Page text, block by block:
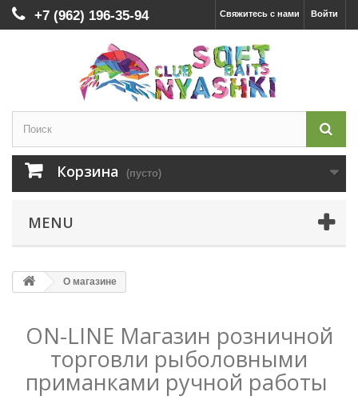
Войти
Свяжитесь с нами
+7 (962) 196-35-94
Корзина (пусто)
MENU
О магазине
ON-LINE Магазин розничной
торговли рыболовными
приманками ручной работы